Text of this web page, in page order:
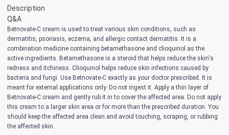
Description
Q&A
Betnovate-C cream is used to treat various skin conditions, such as
dermatitis, psoriasis, eczema, and allergic contact dermatitis. It is a
combination medicine containing betamethasone and clioquinol as the
active ingredients. Betamethasone is a steroid that helps reduce the skin's
redness and itchiness. Clioquinol helps reduce skin infections caused by
bacteria and fungi. Use Betnovate-C exactly as your doctor prescribed. It is
meant for external applications only. Do not ingest it. Apply a thin layer of
Betnovate-C cream and gently rub it in to cover the affected area. Do not apply
this cream to a larger skin area or for more than the prescribed duration. You
should keep the affected area clean and avoid touching, scraping, or rubbing
the affected skin.